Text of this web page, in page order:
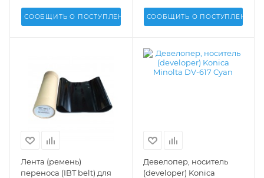
A1DUR70X55,
A1DUR70X66,
СООБЩИТЬ О ПОСТУПЛЕНИИ СООБЩИТЬ О ПОСТУПЛЕНИИ
Лента (ремень)
переноса (IBT belt) для
Девелопер, носитель
(developer) Konica